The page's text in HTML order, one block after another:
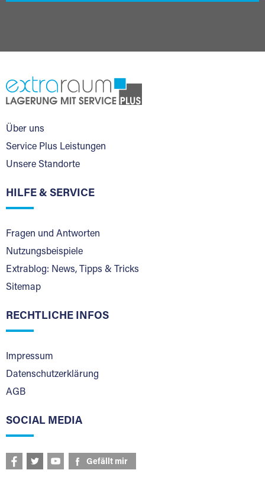
Über uns
Service Plus Leistungen
Unsere Standorte
HILFE & SERVICE
Fragen und Antworten
Nutzungsbeispiele
Extrablog: News, Tipps & Tricks
Sitemap
RECHTLICHE INFOS
Impressum
Datenschutzerklärung
AGB
SOCIAL MEDIA
Gefällt mir